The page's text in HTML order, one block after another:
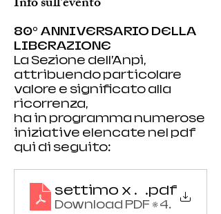
80° ANNIVERSARIO DELLA
LIBERAZIONE
La Sezione dell’Anpi,
attribuendo particolare
valore e significato alla
ricorrenza,
ha in programma numerose
iniziative elencate nel pdf
qui di seguito:
settimo x 25 Aprile
.pdf
Download PDF • 494KB